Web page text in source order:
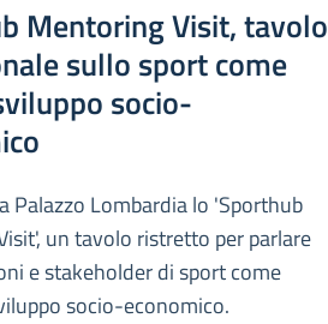
Mentoring Visit, tavolo
sullo sport come
socio-
Palazzo Lombardia lo 'Sporthub
un tavolo ristretto per parlare
e stakeholder di sport come
socio-economico.